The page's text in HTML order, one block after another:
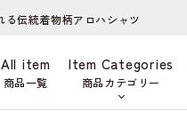
伝統着物柄アロハシャツ
All item
商品一覧
Item Categories
商品カテゴリー